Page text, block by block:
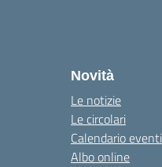
Novità
Le notizie
Le circolari
Calendario eventi
Albo online